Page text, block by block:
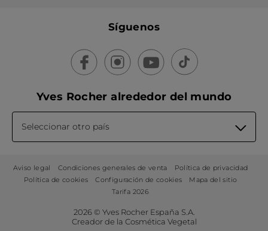
Síguenos
Yves Rocher alrededor del mundo
Seleccionar otro país
Aviso legal Condiciones generales de venta
Política de privacidad
Política de cookies
Configuración de cookies
Mapa del sitio
Tarifa 2026
2026 © Yves Rocher España S.A.
Creador de la Cosmética Vegetal